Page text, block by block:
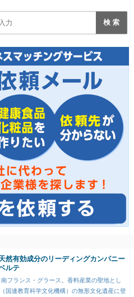
然有効成分のリーディングカンパニー
ルテ
フランス・グラース。香料産業の聖地とし
国連教育科学文化機構）の無形文化遺産に登